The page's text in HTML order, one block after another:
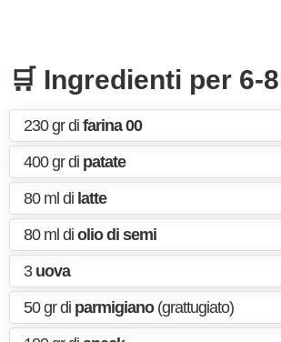
🛒 Ingredienti per 6-
230 gr di farina 00
400 gr di patate
80 ml di latte
80 ml di olio di semi
3 uova
50 gr di parmigiano(grattugiato)